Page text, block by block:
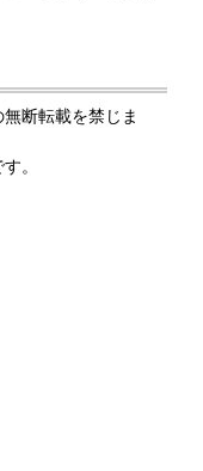
断転載を禁じま
。